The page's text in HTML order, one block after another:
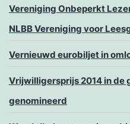
Vereniging Onbeperkt
NLBB Vereniging voor
Vernieuwd eurobiljet in
Vrijwilligersprijs 2014 in de
genomineerd